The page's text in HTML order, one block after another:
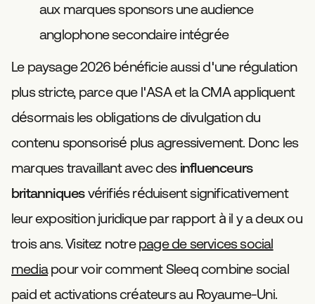
aux marques sponsors une audience
anglophone secondaire intégrée
Le paysage 2026 bénéficie aussi d'une régulation
plus stricte, parce que l'ASA et la CMA appliquent
désormais les obligations de divulgation du
contenu sponsorisé plus agressivement. Donc les
marques travaillant avec des influenceurs
britanniquesvérifiés réduisent significativement
leur exposition juridique par rapport à il y a deux ou
trois ans. Visitez notrepage de services social
mediapour voir comment Sleeq combine social
paid et activations créateurs au Royaume-Uni.